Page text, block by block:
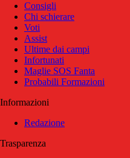
Consigli
Chi schierare
Voti
Assist
Ultime dai campi
Infortunati
Maglie SOS Fanta
Probabili Formazioni
Informazioni
Redazione
Trasparenza